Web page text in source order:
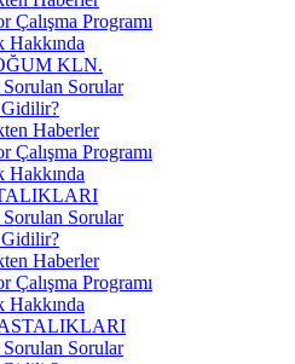
Çalışma Programı
KLN.
Sorulan Sorular
Gidilir?
Haberler
Çalışma Programı
Sorulan Sorular
Gidilir?
Haberler
Çalışma Programı
Sorulan Sorular